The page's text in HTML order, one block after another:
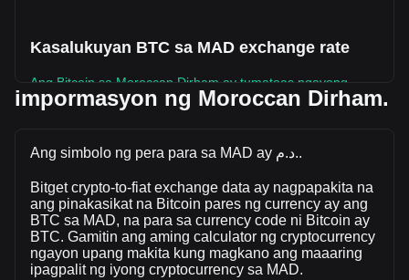
Kasalukuyan BTC sa MAD exchange rate
Ang Bitcoin sa Moroccan Dirham ay tumataas ngayong
linggo.
د.م.603,831.08 bawat BTC, na may kabuuang market cap
na supply ng \{ 4\} BTC. Ang dami ng kalakalan ng Bitcoin
ay nagbago ng +17.46% (د.م.30,378,976,875.92 MAD) sa
nakalipas na 24 na oras. Huling araw ng trading, ang dami
ng kalakalan ay BTC ay د.م.173,972,917,471.31.
impormasyon ng Moroccan Dirham.
Ang simbolo ng pera para sa MAD ay د.م..
Bitget crypto-to-fiat exchange data ay nagpapakita na
ang pinakasikat na Bitcoin pares ng currency ay ang
BTC sa MAD, na para sa currency code ni Bitcoin ay
BTC. Gamitin ang aming calculator ng cryptocurrency
ngayon upang makita kung magkano ang maaaring
ipagpalit ng iyong cryptocurrency sa MAD.